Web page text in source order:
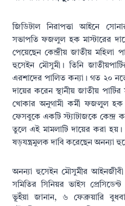
জিডিটাল নিরাপত্তা আইনে
সভাপতি ফজলুল হক মাস্টারের
পেয়েছেন কেন্দ্রীয় জাতীয় মহিলা
হুসেইন মৌসুমী। তিনি
এরশাদের পালিত কন্যা। গত ২০
দায়ের করেন স্থানীয় জাতীয়
খোকার অনুগামী কর্মী ফজলুুল
ফেসবুকে একটি স্ট্যাটাজকে কেন্দ্র
তুলে এই মামলাটি দায়ের করা হয়।
ষড়যন্ত্রমুলক দাবি করেছেন অনন্যা
অনন্যা হুসেইন মৌসুমীর আইনজীবী
সমিতির সিনিয়র ভাইস
ভূ্ইঁয়া জানান, ৬ ফেব্রুয়ারি